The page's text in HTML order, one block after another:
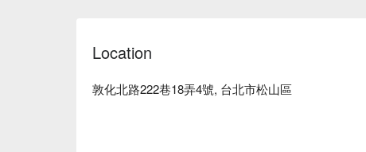
Location
敦化北路222巷18弄4號, 台北市松山區